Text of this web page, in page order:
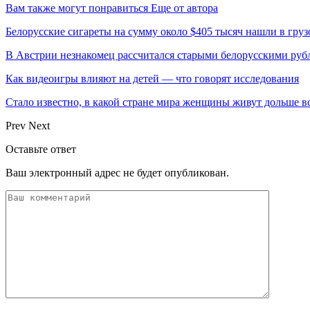
Вам также могут понравиться Еще от автора
Белорусские сигареты на сумму около $405 тысяч нашли в
В Австрии незнакомец рассчитался старыми белорусскими
Как видеоигры влияют на детей — что говорят исследования
Стало известно, в какой стране мира женщины живут дольше
Prev Next
Оставьте ответ
Ваш электронный адрес не будет опубликован.